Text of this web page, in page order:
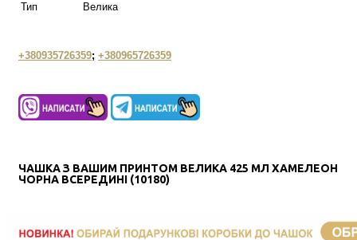
Тип
Велика
+380935726359; +380965726359
ЧАШКА З ВАШИМ ПРИНТОМ ВЕЛИКА 425 МЛ ХАМЕЛЕОН
ЧОРНА ВСЕРЕДИНІ (10180)